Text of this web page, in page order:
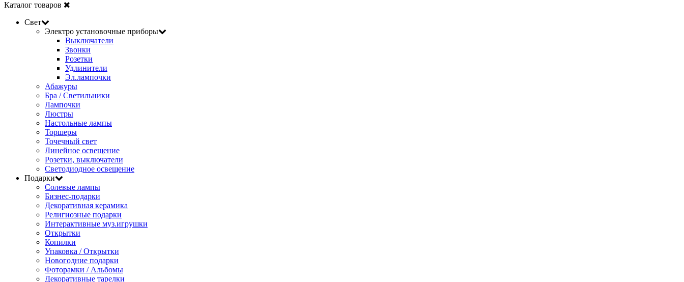
Каталог товаров
Свет
Электро установочные приборы
Выключатели
Звонки
Розетки
Удлинители
Эл.лампочки
Абажуры
Бра / Светильники
Лампочки
Люстры
Настольные лампы
Торшеры
Точечный свет
Линейное освещение
Розетки, выключатели
Светодиодное освещение
Подарки
Солевые лампы
Бизнес-подарки
Декоративная керамика
Религиозные подарки
Интерактивные муз.игрушки
Открытки
Копилки
Упаковка / Открытки
Новогодние подарки
Фоторамки / Альбомы
Декоративные тарелки